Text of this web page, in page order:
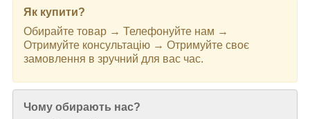
Як купити?
Обирайте товар → Телефонуйте нам →
Отримуйте консультацію → Отримуйте своє
замовлення в зручний для вас час.
Чому обирають нас?